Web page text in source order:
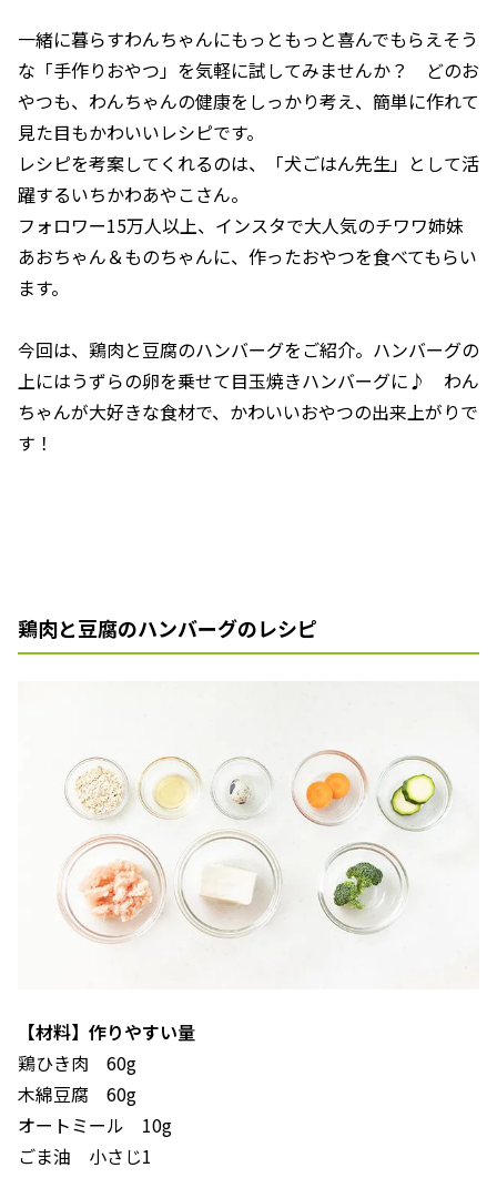
一緒に暮らすわんちゃんにもっともっと喜んでもらえそう
な「手作りおやつ」を気軽に試してみませんか？ どのお
やつも、わんちゃんの健康をしっかり考え、簡単に作れて
見た目もかわいいレシピです。
レシピを考案してくれるのは、「犬ごはん先生」として活
躍するいちかわあやこさん。
フォロワー15万人以上、インスタで大人気のチワワ姉妹
あおちゃん＆ものちゃんに、作ったおやつを食べてもらい
ます。
今回は、鶏肉と豆腐のハンバーグをご紹介。ハンバーグの
上にはうずらの卵を乗せて目玉焼きハンバーグに♪ わん
ちゃんが大好きな食材で、かわいいおやつの出来上がりで
す！
鶏肉と豆腐のハンバーグのレシピ
【材料】作りやすい量
鶏ひき肉 60g
木綿豆腐 60g
オートミール 10g
ごま油 小さじ1